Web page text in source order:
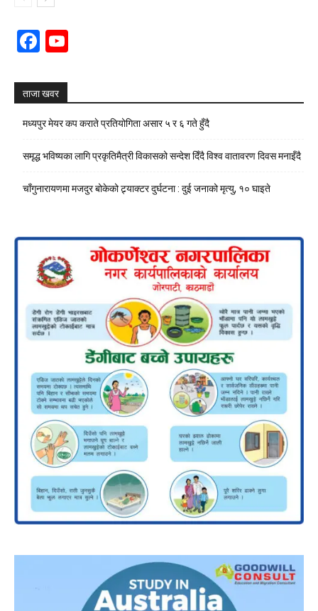
Facebook
ताजा खवर
मध्यपुर मेयर कप कराते प्रतियोगिता असार ५ र ६ गते हुँदै
समृद्ध भविष्यका लागि प्रकृतिमैत्री विकासको सन्देश दिँदै विश्व वातावरण दिवस मनाइँदै
चाँगुनारायणमा मजदुर बोकेको ट्र्याक्टर दुर्घटना : दुई जनाको मृत्यु, १० घाइते